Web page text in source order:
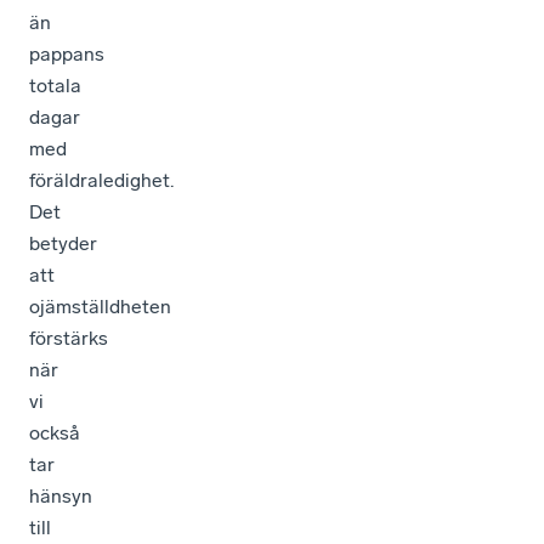
än
pappans
totala
dagar
med
föräldraledighet.
Det
betyder
att
ojämställdheten
förstärks
när
vi
också
tar
hänsyn
till